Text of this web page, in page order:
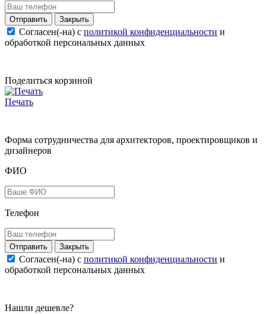
Закрыть
Согласен(-на) c политикой конфиденциальности и
обработкой персональных данных
Поделиться корзиной
Печать
Форма сотрудничества для архитекторов, проектировщиков и
дизайнеров
ФИО
Телефон
Закрыть
Согласен(-на) c политикой конфиденциальности и
обработкой персональных данных
Нашли дешевле?